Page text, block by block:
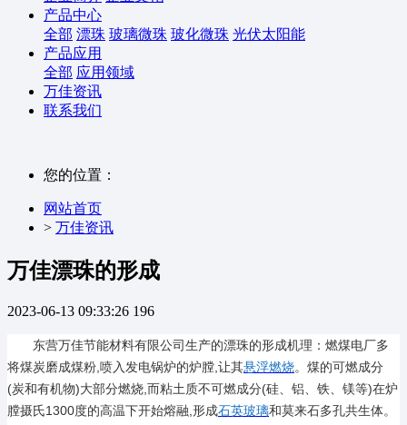
产品中心
全部 漂珠 玻璃微珠 玻化微珠 光伏太阳能
产品应用
全部 应用领域
万佳资讯
联系我们
您的位置：
网站首页
> 万佳资讯
万佳漂珠的形成
2023-06-13 09:33:26 196
东营万佳节能材料有限公司生产的漂珠的形成机理：燃煤电厂多
将煤炭磨成煤粉 ,喷入发电锅炉的炉膛,让其悬浮燃烧。煤的可燃成分
(炭和有机物)大部分燃烧,而粘土质不可燃成分(硅、铝、铁、镁等)在炉
膛摄氏1300度的高温下开始熔融,形成石英玻璃和莫来石多孔共生体。